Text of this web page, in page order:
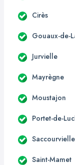
Cirès
Gouaux-de-
Jurvielle
Mayrègne
Moustajon
Portet-de-
Saccourvielle
Saint-Mamet